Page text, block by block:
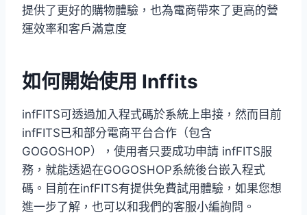
提供了更好的購物體驗，也為電商帶來了更高的營
運效率和客戶滿意度
如何開始使用 Inffits
infFITS可透過加入程式碼於系統上串接，然而目前
infFITS已和部分電商平台合作（包含
GOGOSHOP），使用者只要成功申請 infFITS服
務，就能透過在GOGOSHOP系統後台嵌入程式
碼。目前在infFITS有提供免費試用體驗，如果您想
進一步了解，也可以和我們的客服小編詢問。